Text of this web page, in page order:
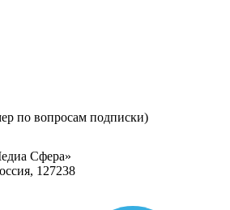
по вопросам подписки)
Сфера»
127238